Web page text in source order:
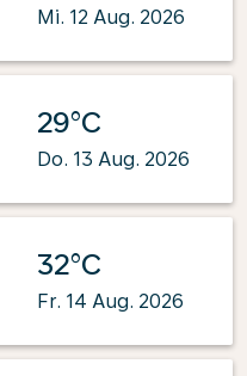
Mi. 12 Aug. 2026
29°C
Do. 13 Aug. 2026
32°C
Fr. 14 Aug. 2026